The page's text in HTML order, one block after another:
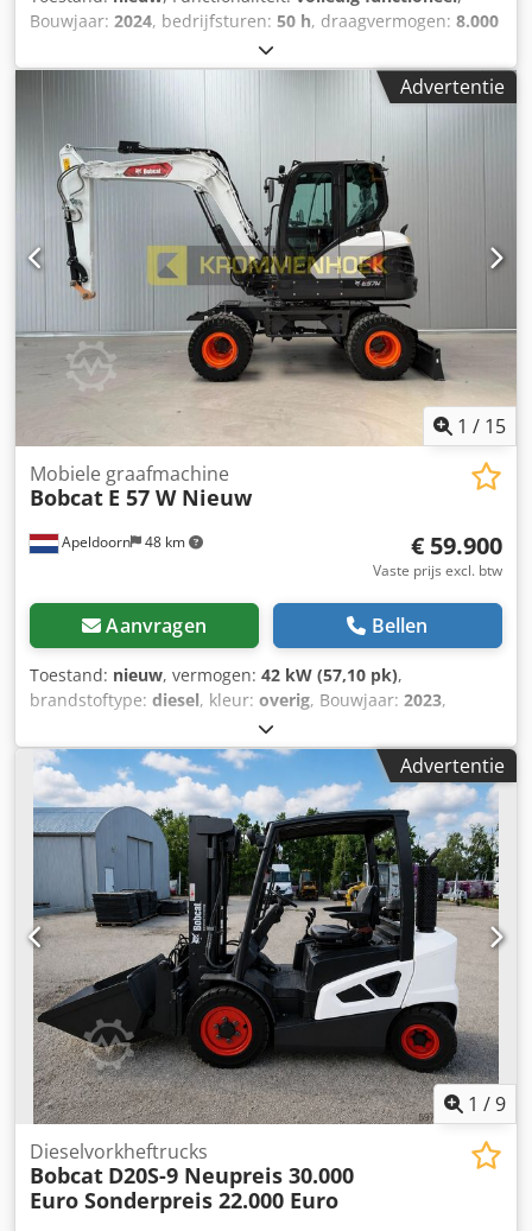
Bouwjaar: 2024, bedrijfsturen: 50 h, draagvermogen: 8.000
, vrije hefhoogte:
brandstoftype:diesel, masttype:triplex, bouwhoogte:
2.780 mm
leeggewicht:12.406 kg, aandrijftype:
Dieselvorkheftrucks Lastzwaartepunt: 600 Vorkbreedte: 180
mm Vorkdikte: 75 mm ISO-klasse: Terminal West Dcedpfx
Aboxr R Efj Eok Masttype: Triplex Transmissie: omvormer
Snelheidsklasse: 20 Conditie: Nieuw apparaat Technische
staat: Nieuw Type voorbanden: Superelastisch Voorbanden
Staat: Nieuw Type achterbanden: Superelastisch
Achterbanden Conditie: Nieuw zijverschuiver,
vorkversteller, 3e ventiel, 4e ventiel, werklamp achter,
werklamp voor, verwarming, volledige cabine, volledige
vrije lift, CE-certificaat, binnenspiegel, buitenspiegel,
zwaailicht, stoel, Camera voor en achter
Advertentie
1 / 15
Apeldoorn 48 km
Mobiele graafmachine
Bobcat E 57 W Nieuw
€ 59.900
Vaste prijs excl. btw
Aanvragen Bellen
Toestand: nieuw, vermogen: 42 kW (57,10 pk),
brandstoftype: diesel, kleur: overig, Bouwjaar: 2023,
, Uitrusting:airconditioning
Wiel Leeggewicht: 6.171 kg Afmetingen (L x B x H): 612 x
192 x 295 cm Motortype: Bobcat DM02VB Maximale
reikwijdte: 640 cm CE-markering: ja Algemene staat: zeer
goed Technische staat: zeer goed Visuele staat: zeer goed
= Verdere opties en accessoires = - Werkverlichting -
Ventilator - Hamer-/sorteerfunctie - Radio/Bluetooth -
Draaifunctie - Schuifblad Dsdpfxozl S N Se Ab Eeck -
Verwarmde stoel - Twee snelheden = Opmerkingen =
Aandrijflijn Emissieniveau: Stage V / Tier IV final Algemeen
Productieland: Zuid-Korea
Advertentie
1 /9
Dieselvorkheftrucks
Bobcat D20S-9 Neupreis 30.000
Euro Sonderpreis 22.000 Euro